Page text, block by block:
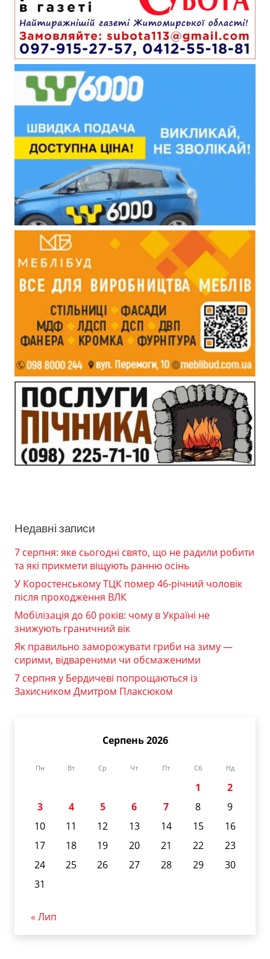
Недавні записи
7 серпня: яке сьогодні свято, що не радили робити
та які прикмети віщують ранню осінь
У Коростенському ТЦК помер 46-річний чоловік
після проходження ВЛК
Мобілізація до 60 років: чому в Україні не
знижують граничний вік
Як правильно заморожувати гриби на зиму —
сирими, відвареними чи обсмаженими
7 серпня у Бердичеві попрощаються із
Захисником Дмитром Плаксюком
Серпень 2026
Пн Вт Ср Чт Пт Сб Нд
1
2
3
4 5 6 7 8
9
10
11 12 13 14 15
16
17
18 19 20 21 22
23
24
25 26 27 28 29
30
31
« Лип